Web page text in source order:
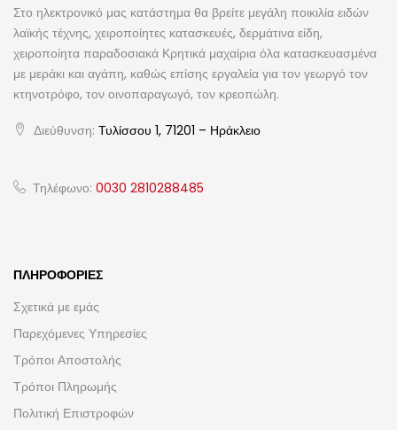
Στο ηλεκτρονικό μας κατάστημα θα βρείτε μεγάλη ποικιλία ειδών
λαϊκής τέχνης, χειροποίητες κατασκευές, δερμάτινα είδη,
χειροποίητα παραδοσιακά Κρητικά μαχαίρια όλα κατασκευασμένα
με μεράκι και αγάπη, καθώς επίσης εργαλεία για τον γεωργό τον
κτηνοτρόφο, τον οινοπαραγωγό, τον κρεοπώλη.
Διεύθυνση: Τυλίσσου 1, 71201 – Ηράκλειο
Τηλέφωνο: 0030 2810288485
ΠΛΗΡΟΦΟΡΊΕΣ
Σχετικά με εμάς
Παρεχόμενες Υπηρεσίες
Τρόποι Αποστολής
Τρόποι Πληρωμής
Πολιτική Επιστροφών